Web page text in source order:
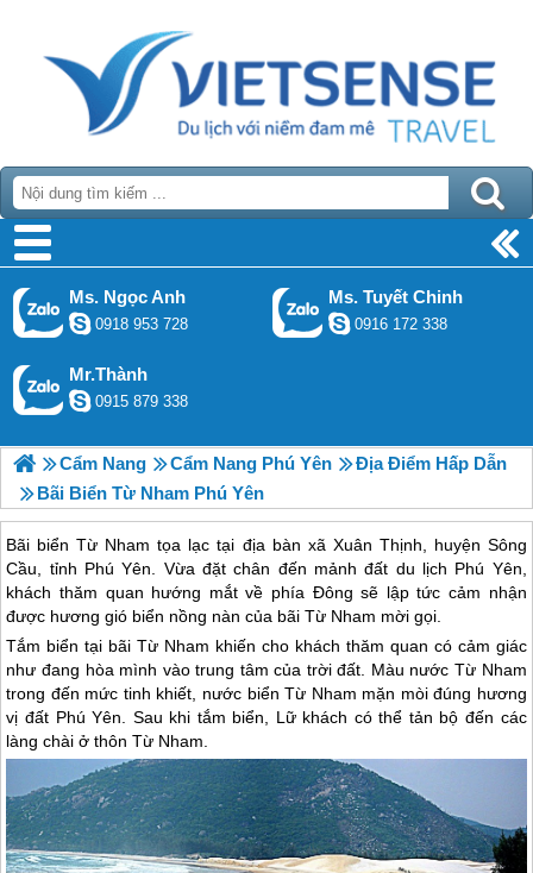
Ms. Ngọc Anh
0918 953 728
Ms. Tuyết Chinh
0916 172 338
Mr.Thành
0915 879 338
Cẩm Nang Cẩm Nang Phú Yên
Địa Điểm Hấp Dẫn
Bãi Biển Từ Nham Phú Yên
Bãi biển Từ Nham tọa lạc tại địa bàn xã Xuân Thịnh, huyện Sông
Cầu, tỉnh Phú Yên. Vừa đặt chân đến mảnh đất du lịch Phú Yên,
khách thăm quan hướng mắt về phía Đông sẽ lập tức cảm nhận
được hương gió biển nồng nàn của bãi Từ Nham mời gọi.
Tắm biển tại bãi Từ Nham khiến cho khách thăm quan có cảm giác
như đang hòa mình vào trung tâm của trời đất. Màu nước Từ Nham
trong đến mức tinh khiết, nước biển Từ Nham mặn mòi đúng hương
vị đất Phú Yên. Sau khi tắm biển, Lữ khách có thể tản bộ đến các
làng chài ở thôn Từ Nham.